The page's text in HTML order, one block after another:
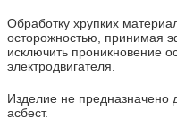
Обработку хрупких
осторожностью, принимая
исключить проникновение
электродвигателя.
Изделие не предназначено
асбест.